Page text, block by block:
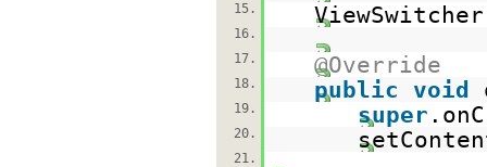
15.
16.
17.
@Override
18. public void
19. super
20.
21.